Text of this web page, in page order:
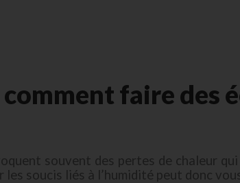
faire des
souvent des pertes de chaleur
soucis liés à l’humidité peut donc